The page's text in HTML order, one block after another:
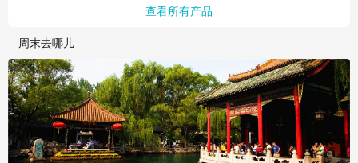
查看所有产品
周末去哪儿